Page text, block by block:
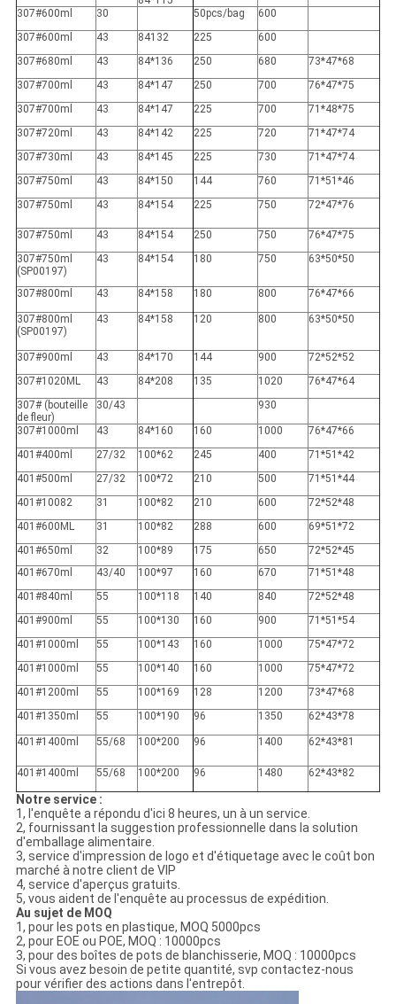
307#600ml
30 50pcs/bag
600
307#600ml
43 84132 225
600
307#680ml
43 84*136 250 680
73*47*68
307#700ml
43 84*147 250 700
76*47*75
307#700ml
43 84*147 225 700
71*48*75
307#720ml
43 84*142 225 720
71*47*74
307#730ml
43 84*145 225 730
71*47*74
307#750ml
43 84*150 144 760
71*51*46
307#750ml
43 84*154 225 750 72*47*76
307#750ml 43 84*154 250 750
76*47*75
307#750ml
(SP00197)
43 84*154 180 750 63*50*50
307#800ml 43 84*158 180 800 76*47*66
307#800ml
(SP00197)
43 84*158 120 800 63*50*50
307#900ml 43 84*170 144 900
72*52*52
307#1020ML
43 84*208 135 1020
76*47*64
307# (bouteille
de fleur)
30/43 930
307#1000ml 43 84*160 160 1000
76*47*66
401#400ml
27/32 100*62 245 400
71*51*42
401#500ml
27/32 100*72 210 500
71*51*44
401#10082
31 100*82 210 600
72*52*48
401#600ML
31 100*82 288 600
69*51*72
401#650ml
32 100*89 175 650
72*52*45
401#670ml
43/40 100*97 160 670
71*51*48
401#840ml
55 100*118 140 840
72*52*48
401#900ml
55 100*130 160 900
71*51*54
401#1000ml
55 100*143 160 1000
75*47*72
401#1000ml
55 100*140 160 1000
75*47*72
401#1200ml
55 100*169 128 1200
73*47*68
401#1350ml
55 100*190 96 1350 62*43*78
401#1400ml 55/68 100*200 96 1400 62*43*81
401#1400ml 55/68 100*200 96 1480 62*43*82
Notre service :
1, l'enquête a répondu d'ici 8 heures, un à un service.
2, fournissant la suggestion professionnelle dans la solution
d'emballage alimentaire.
3, service d'impression de logo et d'étiquetage avec le coût bon
marché à notre client de VIP
4, service d'aperçus gratuits.
5, vous aident de l'enquête au processus de expédition.
Au sujet de MOQ
1, pour les pots en plastique, MOQ 5000pcs
2, pour EOE ou POE, MOQ : 10000pcs
3, pour des boîtes de pots de blanchisserie, MOQ : 10000pcs
Si vous avez besoin de petite quantité, svp contactez-nous
pour vérifier des actions dans l'entrepôt.